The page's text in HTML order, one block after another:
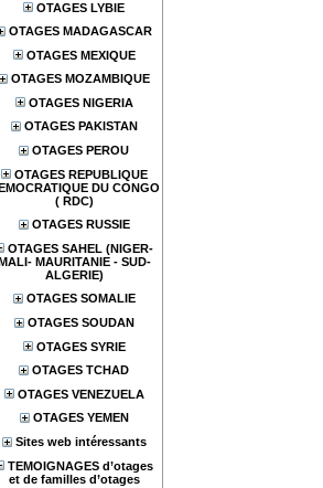
OTAGES LYBIE
OTAGES MADAGASCAR
OTAGES MEXIQUE
OTAGES MOZAMBIQUE
OTAGES NIGERIA
OTAGES PAKISTAN
OTAGES PEROU
OTAGES REPUBLIQUE
DU CONGO
( RDC)
OTAGES RUSSIE
OTAGES SAHEL (NIGER-
MALI- MAURITANIE - SUD-
ALGERIE)
OTAGES SOMALIE
OTAGES SOUDAN
OTAGES SYRIE
OTAGES TCHAD
OTAGES VENEZUELA
OTAGES YEMEN
Sites web intéressants
TEMOIGNAGES d’otages
et de familles d’otages